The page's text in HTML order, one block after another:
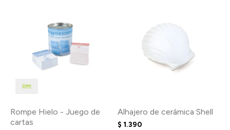
Rompe Hielo - Juego de
cartas
Alhajero de cerámica Shell
$ 1.390